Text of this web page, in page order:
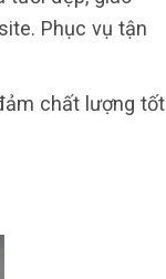
Phục vụ tận
chất lượng tốt